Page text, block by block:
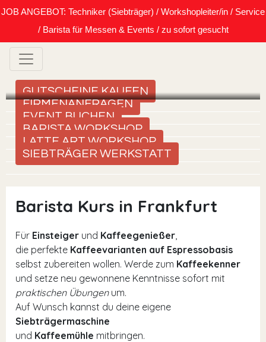
JOB ANGEBOT: Techniker (Siebträger) / Workshopleiter/in / Service
/ Barista für Messen & Events / zu sofort gesucht
GUTSCHEINE KAUFEN
FIRMENANFRAGEN
EVENT BUCHEN
BARISTA WORKSHOP
LATTE ART WORKSHOP
SIEBTRÄGER WERKSTATT
Barista Kurs in Frankfurt
Für Einsteiger und Kaffeegenießer,
die perfekte Kaffeevarianten auf Espressobasis
selbst zubereiten wollen. Werde zum Kaffeekenner
und setze neu gewonnene Kenntnisse sofort mit
praktischen Übungenum.
Auf Wunsch kannst du deine eigene
Siebträgermaschine
und Kaffeemühle mitbringen.